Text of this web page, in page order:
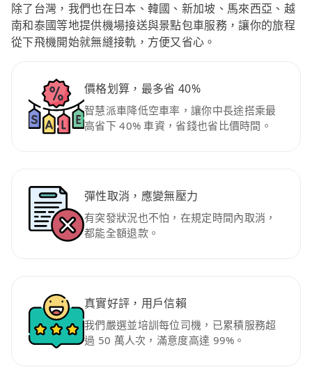
除了台灣，我們也在日本、韓國、新加坡、馬來西亞、越
南和泰國等地提供機場接送與景點包車服務，讓你的旅程
從下飛機開始就無縫接軌，方便又省心。
價格划算，最多省 40%
智慧派車降低空車率，讓你中長途搭乘最
高省下 40% 車資，省錢也省比價時間。
彈性取消，應變無壓力
有突發狀況也不怕，在規定時間內取消，
都能全額退款。
真實好評，用戶信賴
我們嚴選並培訓每位司機，已累積服務超
過 50 萬人次，滿意度高達 99%。